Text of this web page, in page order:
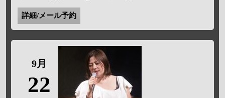
詳細/メール予約
9月
22